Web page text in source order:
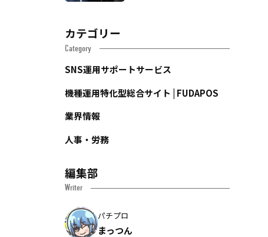
カテゴリー
Category
SNS運用サポートサービス
機種運用特化型総合サイト | FUDAPOS
業界情報
人事・労務
編集部
Writer
パチプロ
まっつん